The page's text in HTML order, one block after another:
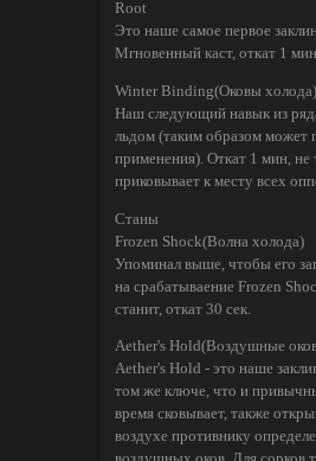
Root
Это наше самое первое
Мгновенный каст, откат 1
Winter Binding(Оковы
Наш следующий навык из
льдом (таким образом может
применения). Откат 1 мин,
приковывает к месту всех
Станы
Frozen Shock(Волна холода)
Упоминал выше, чтобы его
на срабатываение Frozen
станит, откат 30 сек.
Aether's Hold(Воздушные
Aether's Hold - это наше
том же ключе, что и
время сковывает, также
воздухе противнику